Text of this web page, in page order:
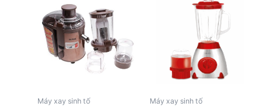
373.000 ₫.
Máy xay sinh tố Máy xay sinh tố